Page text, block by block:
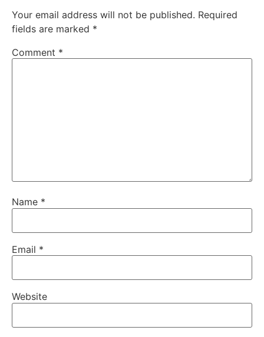
Your email address will not be published. Required
fields are marked *
Comment *
Name *
Email *
Website